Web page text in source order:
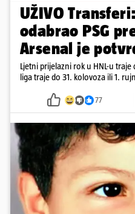
UŽIVO
odabrao PSG
Arsenal je
Ljetni prijelazni rok u HNL-u
liga traje do 31. kolovoza ili 1.
77